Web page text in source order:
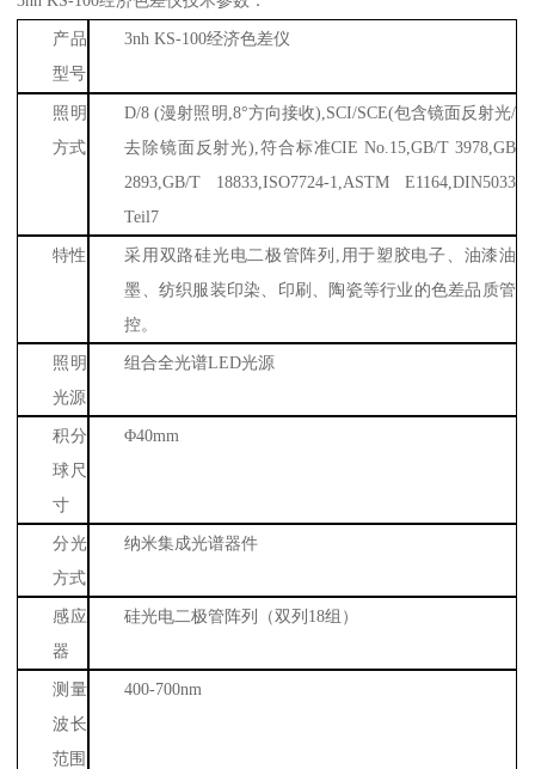
产品
型号
3nh KS-100经济色差仪
照明
方式
D/8 (漫射照明 ,8°方向接收),SCI/SCE(包含镜面反射光/
去除镜面反射光), 符合标准CIE No.15,GB/T 3978,GB
2893,GB/T 18833,ISO7724-1,ASTM E1164,DIN5033
Teil7
特性 采用双路硅光电二极管阵列
用于塑胶电子、油漆油
墨、纺织服装印染、印刷、陶瓷等行业的色差品质管
控。
照明
光源
组合全光谱LED光源
积分
球尺
寸
Φ40mm
分光
方式
纳米集成光谱器件
感应
器
硅光电二极管阵列（双列 18组）
测量
波长
范围
400-700nm